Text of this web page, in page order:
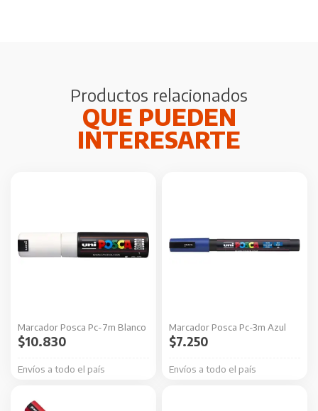
Productos relacionados
Marcador Posca Pc-7m Blanco
Envíos a todo el país
$10.830
Marcador Posca Pc-3m Azul
Envíos a todo el país
$7.250